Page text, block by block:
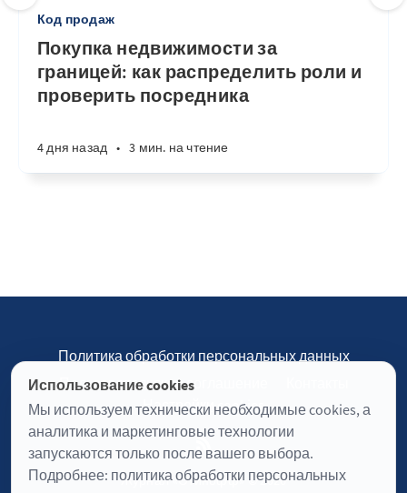
Код продаж
Покупка недвижимости за
границей: как распределить роли и
проверить посредника
4 дня назад • 3 мин. на чтение
Использование cookies
Мы используем технически необходимые cookies, а
аналитика и маркетинговые технологии
запускаются только после вашего выбора.
Подробнее: политика обработки персональных
Политика обработки персональных данных
Пользовательское соглашение
Настройки cookies
Журнал «Отинофф» © 2026